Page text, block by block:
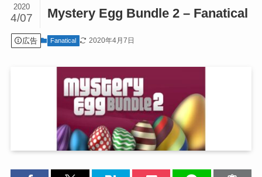
Mystery Egg Bundle 2 – Fanatical
2020
4/07
広告 Fanatical 2020年4月7日